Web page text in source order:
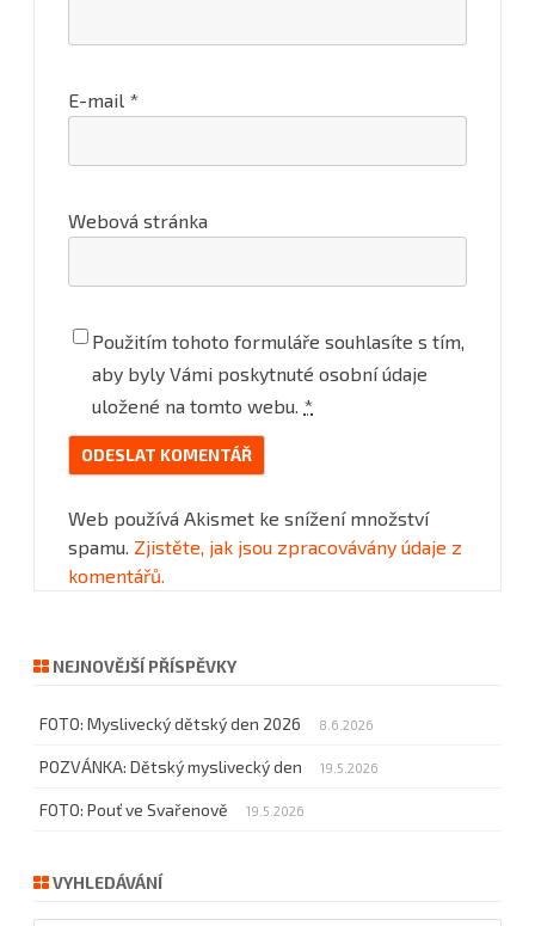
E-mail *
Webová stránka
Použitím tohoto formuláře souhlasíte s tím,
aby byly Vámi poskytnuté osobní údaje
uložené na tomto webu. *
Web používá Akismet ke snížení množství
spamu. Zjistěte, jak jsou zpracovávány údaje z
komentářů.
NEJNOVĚJŠÍ PŘÍSPĚVKY
FOTO: Myslivecký dětský den 2026 8.6.2026
POZVÁNKA: Dětský myslivecký den 19.5.2026
FOTO: Pouť ve Svařenově 19.5.2026
VYHLEDÁVÁNÍ